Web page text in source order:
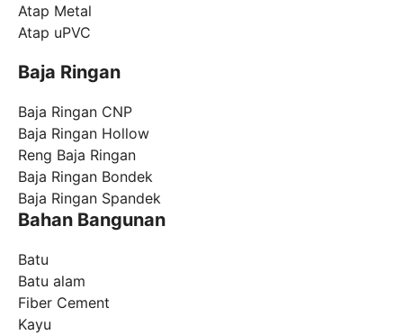
Atap Metal
Atap uPVC
Baja Ringan
Baja Ringan CNP
Baja Ringan Hollow
Reng Baja Ringan
Baja Ringan Bondek
Baja Ringan Spandek
Bahan Bangunan
Batu
Batu alam
Fiber Cement
Kayu